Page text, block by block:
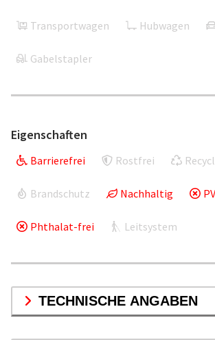
Transportwagen Hubwagen
Gabelstapler
Eigenschaften
Barrierefrei Rostfrei
Brandschutz Nachhaltig
Phthalat-frei Leitsystem
TECHNISCHE ANGABEN